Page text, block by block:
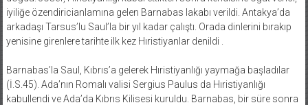
iyiliğe özendiricianlamına gelen Barnabas lakabı verildi. Antakya’da
arkadaşı Tarsus’lu Saul’la bir yıl kadar çalıştı. Orada dinlerini bırakıp
yenisine girenlere tarihte ilk kez Hıristiyanlar denildi .
Barnabas’la Saul, Kıbrıs’a gelerek Hıristiyanlığı yaymağa başladılar
(İ.S.45). Ada’nın Romalı valisi Sergius Paulus da Hıristiyanlığı
kabullendi ve Ada’da Kıbrıs Kilisesi kuruldu. Barnabas, bir süre sonra